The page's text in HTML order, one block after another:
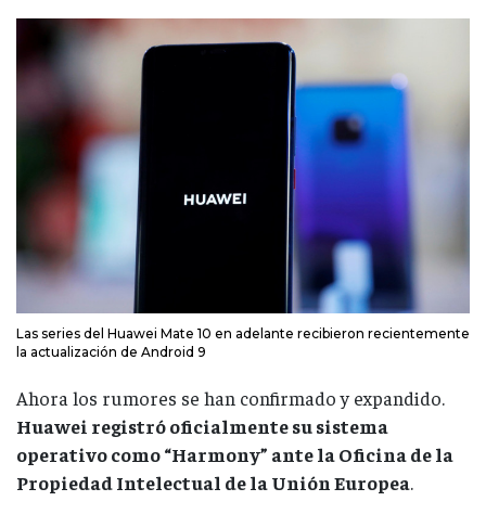
Las series del Huawei Mate 10 en adelante recibieron recientemente
la actualización de Android 9
Ahora los rumores se han confirmado y expandido.
Huawei registró oficialmente su sistema
operativo como “Harmony” ante la Oficina de la
Propiedad Intelectual de la Unión Europea.